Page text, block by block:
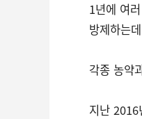
1년에 여
방제하는
각종 농약
지난 2016